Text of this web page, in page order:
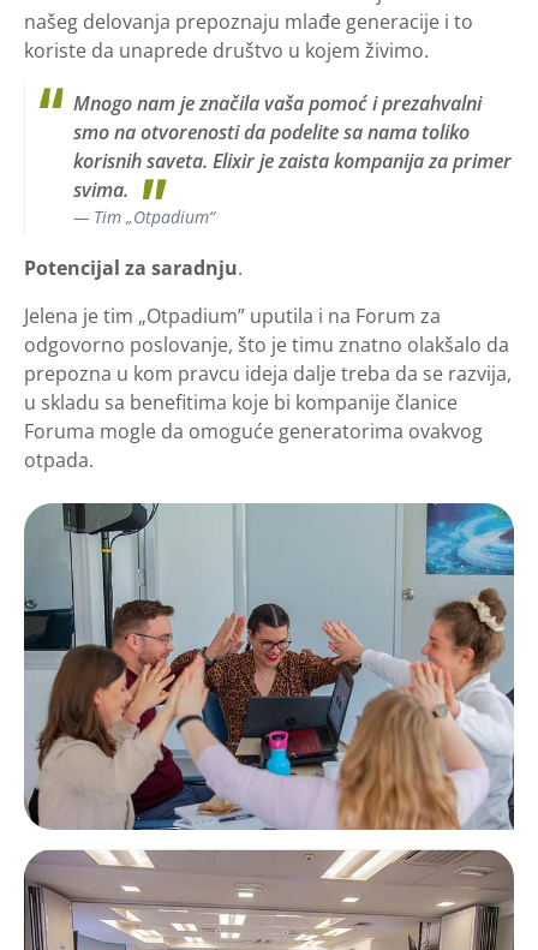
našeg delovanja prepoznaju mlađe generacije i to
koriste da unaprede društvo u kojem živimo.
Mnogo nam je značila vaša pomoć i prezahvalni
smo na otvorenosti da podelite sa nama toliko
korisnih saveta. Elixir je zaista kompanija za primer
svima.
Tim „Otpadium“
Potencijal za saradnju.
Jelena je tim „Otpadium” uputila i na Forum za
odgovorno poslovanje, što je timu znatno olakšalo da
prepozna u kom pravcu ideja dalje treba da se razvija,
u skladu sa benefitima koje bi kompanije članice
Foruma mogle da omoguće generatorima ovakvog
otpada.